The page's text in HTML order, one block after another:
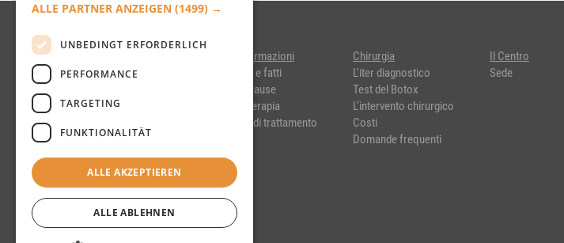
Informazioni
Dati e fatti
Le cause
La terapia
Iter di trattamento
Chirurgia
L'iter diagnostico
Test del Botox
L’intervento chirurgico
Costi
Domande frequenti
Il Centro
Sede
ALLE PARTNER ANZEIGEN (1499) →
UNBEDINGT ERFORDERLICH
PERFORMANCE
TARGETING
FUNKTIONALITÄT
ALLE AKZEPTIEREN
ALLE ABLEHNEN